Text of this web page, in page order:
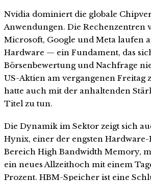
Nvidia dominiert die globale
Anwendungen. Die Rechenzentren
Microsoft, Google und Meta laufen
Hardware — ein Fundament, das
Börsenbewertung und Nachfrage
US-Aktien am vergangenen Freitag
hatte auch mit der anhaltenden
Titel zu tun.
Die Dynamik im Sektor zeigt sich
Hynix, einer der engsten
Bereich High Bandwidth Memory,
ein neues Allzeithoch mit einem
Prozent. HBM-Speicher ist eine